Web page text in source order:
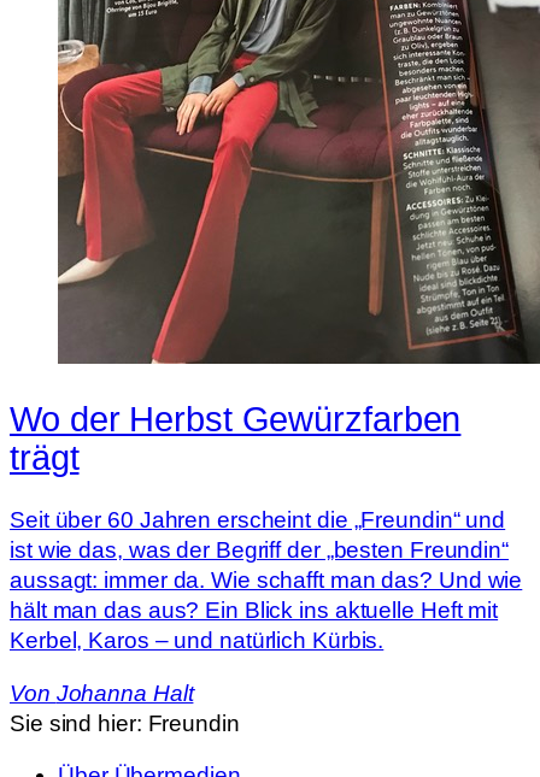
Wo der Herbst Gewürzfarben
trägt
Seit über 60 Jahren erscheint die „Freundin“ und
ist wie das, was der Begriff der „besten Freundin“
aussagt: immer da. Wie schafft man das? Und wie
hält man das aus? Ein Blick ins aktuelle Heft mit
Kerbel, Karos – und natürlich Kürbis.
Von Johanna Halt
Sie sind hier: Freundin